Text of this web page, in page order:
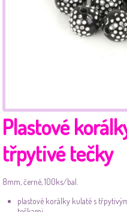
Plastové
třpytivé tečky
8mm, černé, 100ks/bal.
plastové korálky kulaté s